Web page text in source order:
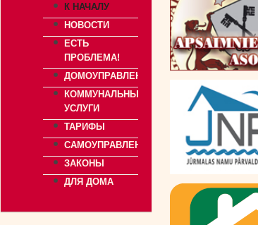
К НАЧАЛУ
НОВОСТИ
ЕСТЬ
ПРОБЛЕМА!
ДОМОУПРАВЛЕНИЕ
КОММУНАЛЬНЫЕ
УСЛУГИ
ТАРИФЫ
САМОУПРАВЛЕНИЯ
ЗАКОНЫ
ДЛЯ ДОМА